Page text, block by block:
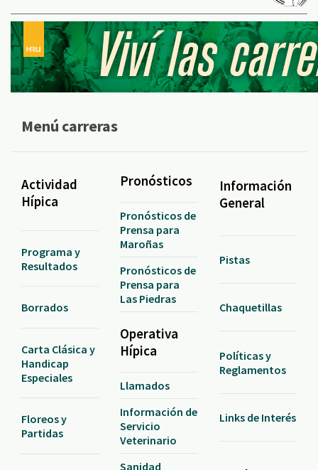
Menú carreras
Actividad
Hípica
Programa y
Resultados
Borrados
Carta Clásica y
Handicap
Especiales
Floreos y
Partidas
Pronósticos
Pronósticos de
Prensa para
Maroñas
Pronósticos de
Prensa para
Las Piedras
Operativa
Hípica
Llamados
Información de
Servicio
Veterinario
Sanidad
Información
General
Pistas
Chaquetillas
Políticas y
Reglamentos
Links de Interés